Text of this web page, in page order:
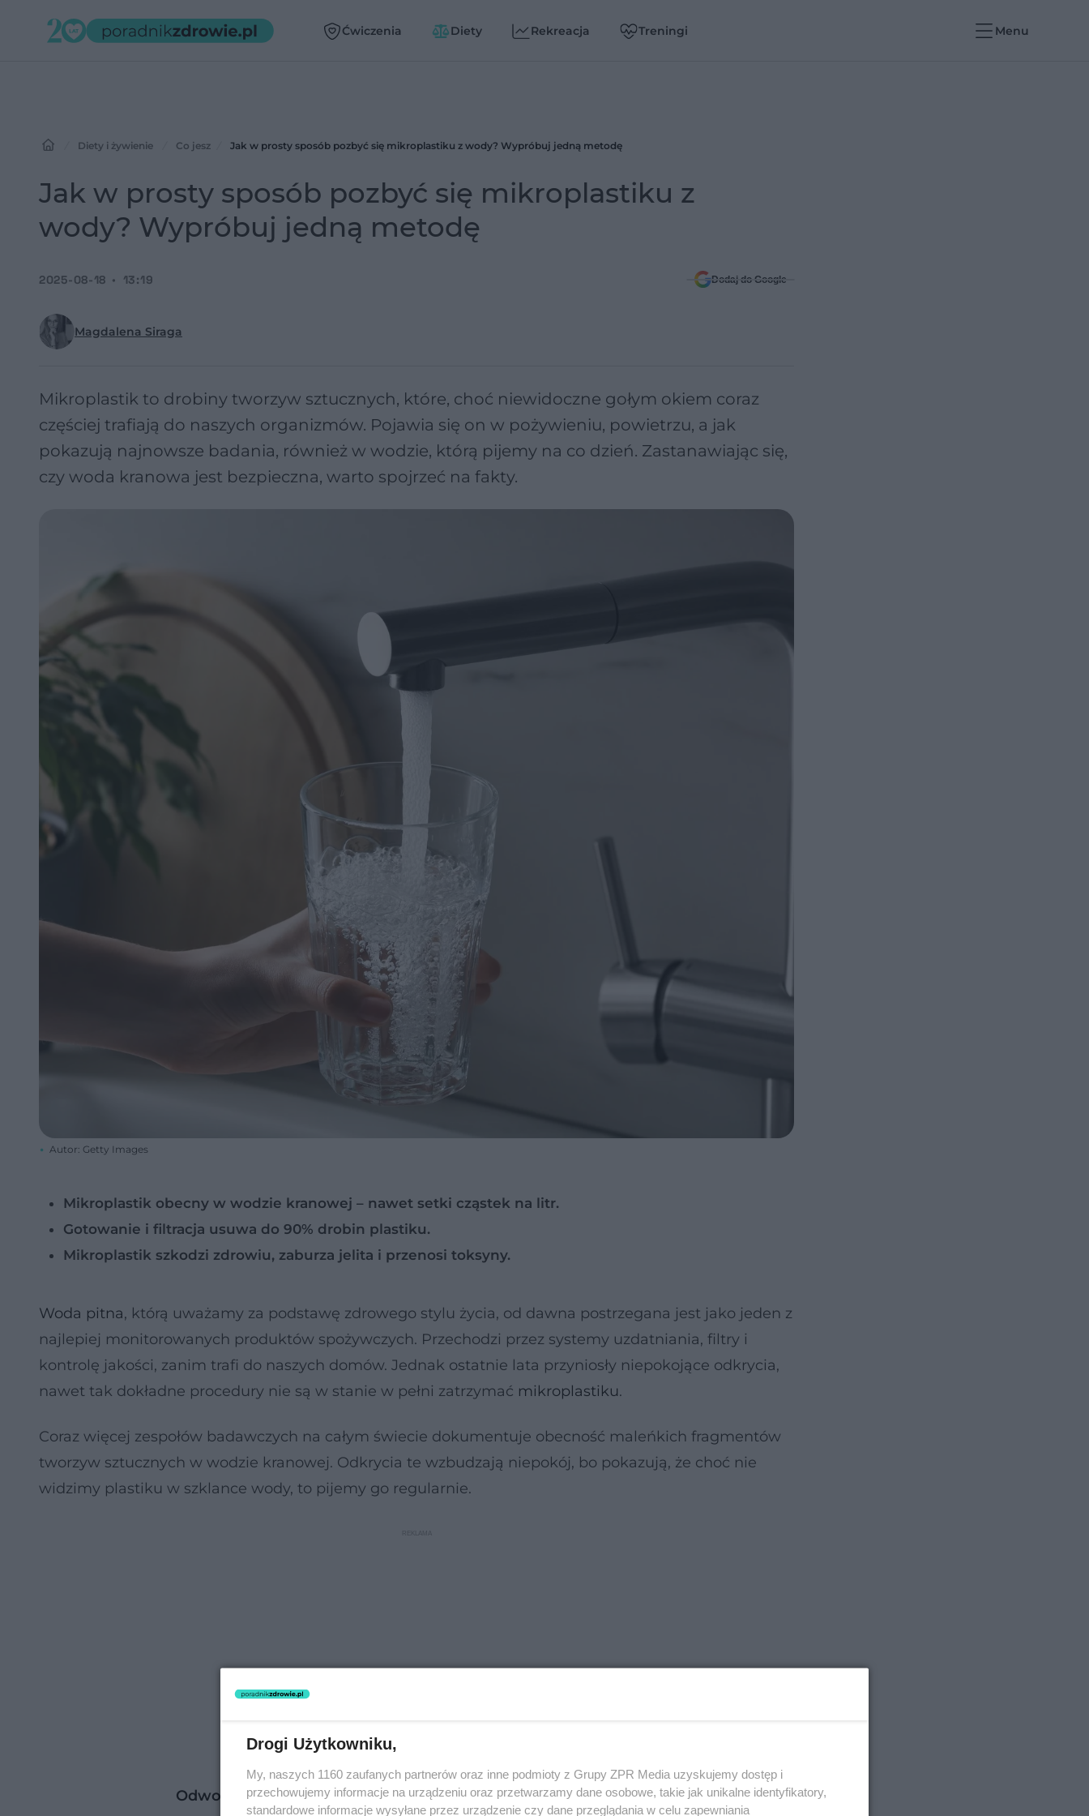
Ćwiczenia Diety Rekreacja Treningi Menu
Diety i żywienie Co jesz Jak w prosty sposób pozbyć się mikroplastiku z wody? Wypróbuj jedną metodę
Jak w prosty sposób pozbyć się mikroplastiku z
wody? Wypróbuj jedną metodę
Magdalena Siraga
2025-08-18 13:19 Dodaj do Google
Mikroplastik to drobiny tworzyw sztucznych, które, choć niewidoczne gołym okiem coraz
częściej trafiają do naszych organizmów. Pojawia się on w pożywieniu, powietrzu, a jak
pokazują najnowsze badania, również w wodzie, którą pijemy na co dzień. Zastanawiając się,
czy woda kranowa jest bezpieczna, warto spojrzeć na fakty.
Autor: Getty Images
Mikroplastik obecny w wodzie kranowej – nawet setki cząstek na litr.
Gotowanie i filtracja usuwa do 90% drobin plastiku.
Mikroplastik szkodzi zdrowiu, zaburza jelita i przenosi toksyny.
Woda pitna, którą uważamy za podstawę zdrowego stylu życia, od dawna postrzegana jest jako jeden z
najlepiej monitorowanych produktów spożywczych. Przechodzi przez systemy uzdatniania, filtry i
kontrolę jakości, zanim trafi do naszych domów. Jednak ostatnie lata przyniosły niepokojące odkrycia,
nawet tak dokładne procedury nie są w stanie w pełni zatrzymać mikroplastiku.
Coraz więcej zespołów badawczych na całym świecie dokumentuje obecność maleńkich fragmentów
tworzyw sztucznych w wodzie kranowej. Odkrycia te wzbudzają niepokój, bo pokazują, że choć nie
widzimy plastiku w szklance wody, to pijemy go regularnie.
Odwodnienie organizmu: objawy i postępowanie
Drogi Użytkowniku,
My, naszych 1160 zaufanych partnerów oraz inne podmioty z Grupy ZPR Media uzyskujemy dostęp i
przechowujemy informacje na urządzeniu oraz przetwarzamy dane osobowe, takie jak unikalne identyfikatory,
standardowe informacje wysyłane przez urządzenie czy dane przeglądania w celu zapewniania